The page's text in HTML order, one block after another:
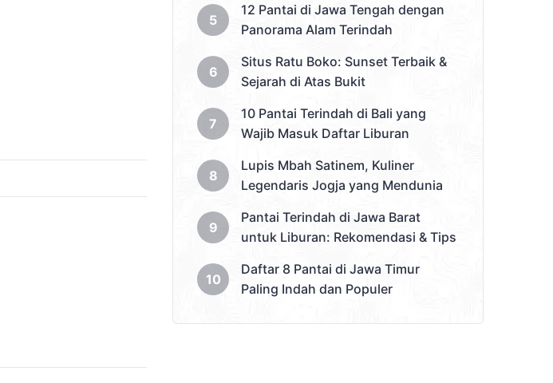
12 Pantai di Jawa Tengah dengan
Panorama Alam Terindah
Situs Ratu Boko: Sunset Terbaik &
Sejarah di Atas Bukit
10 Pantai Terindah di Bali yang
Wajib Masuk Daftar Liburan
Lupis Mbah Satinem, Kuliner
Legendaris Jogja yang Mendunia
Pantai Terindah di Jawa Barat
untuk Liburan: Rekomendasi & Tips
Daftar 8 Pantai di Jawa Timur
Paling Indah dan Populer